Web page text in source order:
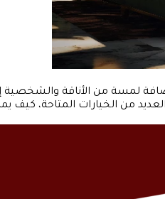
لمسة من الأناقة
من الخيارات المتاحة، كيف